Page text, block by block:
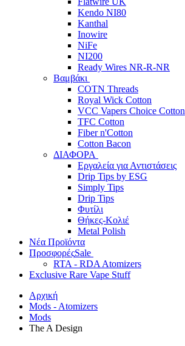
Kendo NI80
Kanthal
Inowire
NiFe
NI200
Ready Wires NR-R-NR
Βαμβάκι
COTN Threads
Royal Wick Cotton
VCC Vapers Choice Cotton
TFC Cotton
Fiber n'Cotton
Cotton Bacon
ΔΙΑΦΟΡΑ
Εργαλεία για Αντιστάσεις
Drip Tips by ESG
Simply Tips
Drip Tips
Φυτίλι
Θήκες-Κολιέ
Metal Polish
Νέα Προϊόντα
ΠροσφορέςSale
RTA - RDA Atomizers
Exclusive Rare Vape Stuff
Αρχική
Mods - Atomizers
Mods
The A Design